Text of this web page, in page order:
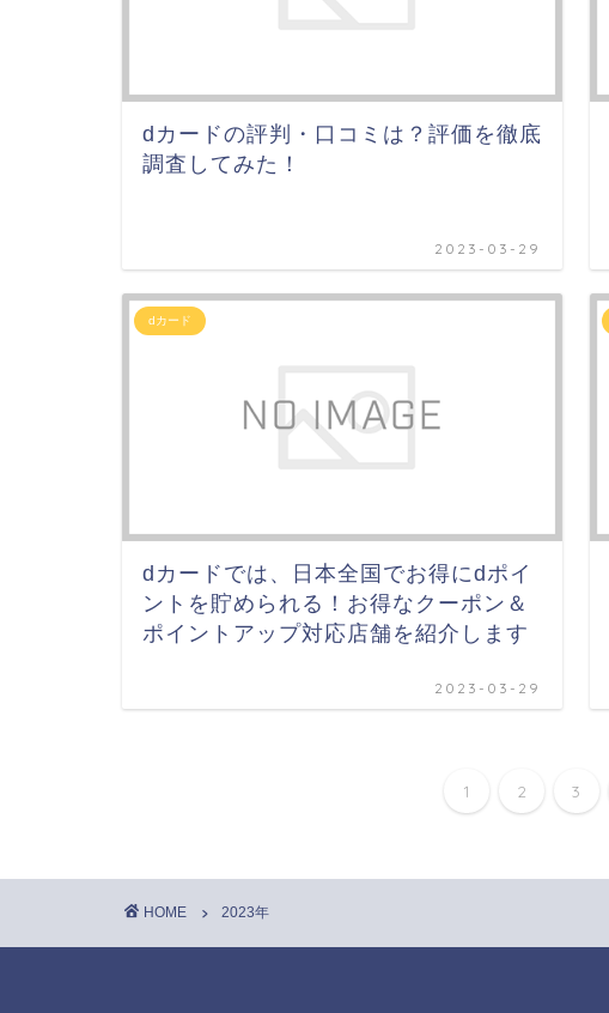
dカードの評判・口コミは？評価を徹底
調査してみた！
2023-03-29
dカード
dカードでは、日本全国でお得にdポイ
ントを貯められる！お得なクーポン＆
ポイントアップ対応店舗を紹介します
2023-03-29
1 2 3
HOME 2023年